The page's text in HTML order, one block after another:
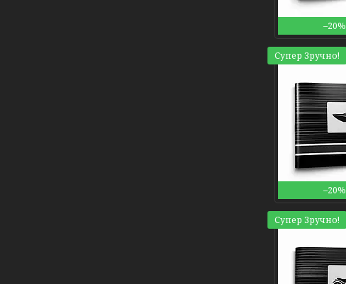
–20%
Супер Зручно!
–20%
Супер Зручно!